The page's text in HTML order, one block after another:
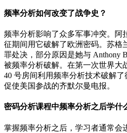
频率分析如何改变了战争史？
频率分析影响了众多军事冲突。阿
征期间用它破解了欧洲密码。苏格
罪处决，部分原因是她与 Anthony
被频率分析破解。在第一次世界大
40 号房间利用频率分析技术破解
促使美国参战的齐默尔曼电报。
密码分析课程中频率分析之后学什
掌握频率分析之后，学习者通常会